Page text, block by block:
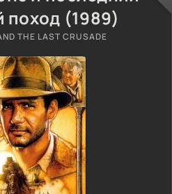
поход (1989)
THE LAST CRUSADE